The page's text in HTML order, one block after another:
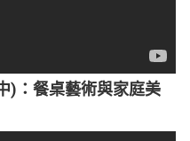
)：餐桌藝術與家庭美